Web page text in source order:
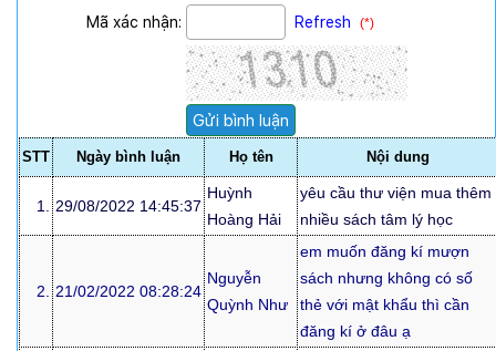
Mã xác nhận: Refresh (*)
STT Ngày bình luận Họ tên Nội dung
1. 29/08/2022 14:45:37
Huỳnh
Hoàng Hải
yêu cầu thư viện mua thêm
nhiều sách tâm lý học
2. 21/02/2022 08:28:24
Nguyễn
Quỳnh Như
em muốn đăng kí mượn
sách nhưng không có số
thẻ với mật khẩu thì cần
đăng kí ở đâu ạ